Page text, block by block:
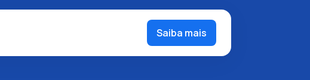
Saiba mais